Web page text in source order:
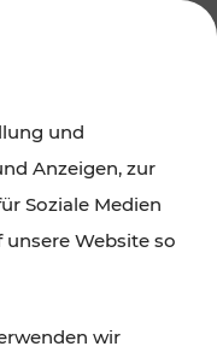
und
Anzeigen, zur
Soziale Medien
Website so
wir